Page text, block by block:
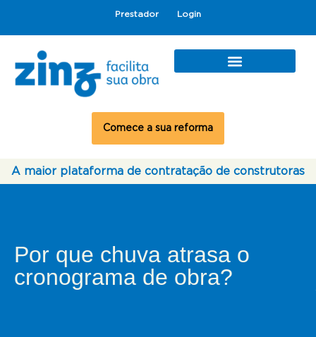
Prestador Login
Comece a sua reforma
A maior plataforma de contratação de construtoras
Por que chuva atrasa o
cronograma de obra?